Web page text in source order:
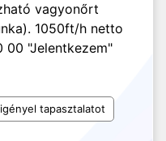
vagyonőrt
1050ft/h netto
"Jelentkezem"
tapasztalatot